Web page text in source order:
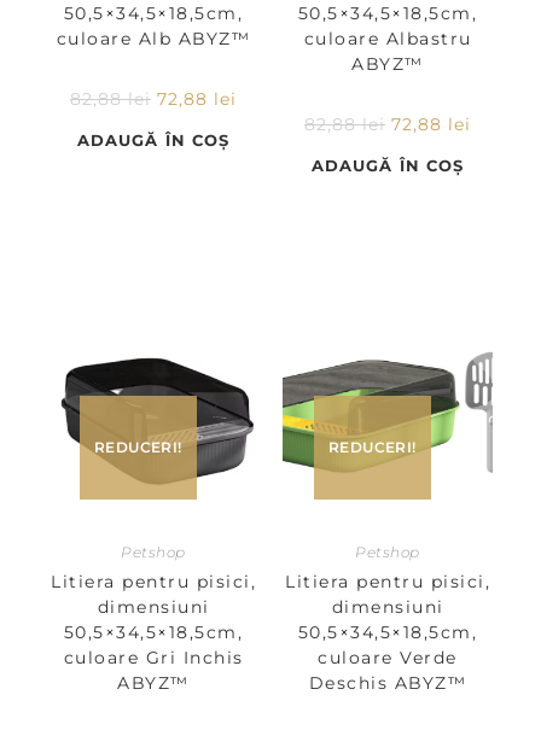
50,5×34,5×18,5cm,
culoare Alb ABYZ™
82,88lei 72,88 lei
ADAUGĂ ÎN COȘ
50,5×34,5×18,5cm,
culoare Albastru
ABYZ™
82,88lei 72,88 lei
ADAUGĂ ÎN COȘ
REDUCERI!
Petshop
Litiera pentru pisici,
dimensiuni
50,5×34,5×18,5cm,
culoare Gri Inchis
ABYZ™
REDUCERI!
Petshop
Litiera pentru pisici,
dimensiuni
50,5×34,5×18,5cm,
culoare Verde
Deschis ABYZ™